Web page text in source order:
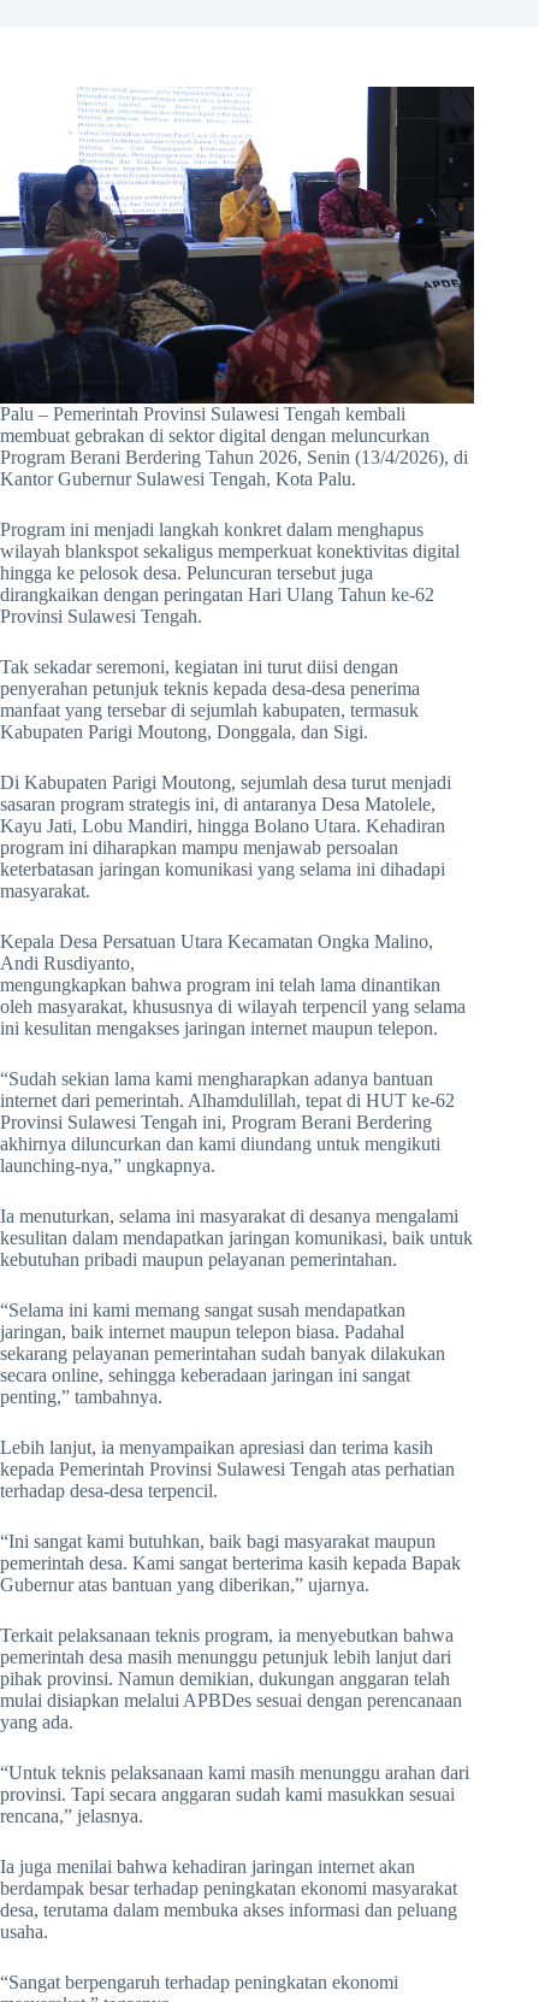
Palu – Pemerintah Provinsi Sulawesi Tengah kembali
membuat gebrakan di sektor digital dengan meluncurkan
Program Berani Berdering Tahun 2026, Senin (13/4/2026), di
Kantor Gubernur Sulawesi Tengah, Kota Palu.
Program ini menjadi langkah konkret dalam menghapus
wilayah blankspot sekaligus memperkuat konektivitas digital
hingga ke pelosok desa. Peluncuran tersebut juga
dirangkaikan dengan peringatan Hari Ulang Tahun ke-62
Provinsi Sulawesi Tengah.
Tak sekadar seremoni, kegiatan ini turut diisi dengan
penyerahan petunjuk teknis kepada desa-desa penerima
manfaat yang tersebar di sejumlah kabupaten, termasuk
Kabupaten Parigi Moutong, Donggala, dan Sigi.
Di Kabupaten Parigi Moutong, sejumlah desa turut menjadi
sasaran program strategis ini, di antaranya Desa Matolele,
Kayu Jati, Lobu Mandiri, hingga Bolano Utara. Kehadiran
program ini diharapkan mampu menjawab persoalan
keterbatasan jaringan komunikasi yang selama ini dihadapi
masyarakat.
Kepala Desa Persatuan Utara Kecamatan Ongka Malino,
Andi Rusdiyanto,
mengungkapkan bahwa program ini telah lama dinantikan
oleh masyarakat, khususnya di wilayah terpencil yang selama
ini kesulitan mengakses jaringan internet maupun telepon.
“Sudah sekian lama kami mengharapkan adanya bantuan
internet dari pemerintah. Alhamdulillah, tepat di HUT ke-62
Provinsi Sulawesi Tengah ini, Program Berani Berdering
akhirnya diluncurkan dan kami diundang untuk mengikuti
launching-nya,” ungkapnya.
Ia menuturkan, selama ini masyarakat di desanya mengalami
kesulitan dalam mendapatkan jaringan komunikasi, baik untuk
kebutuhan pribadi maupun pelayanan pemerintahan.
“Selama ini kami memang sangat susah mendapatkan
jaringan, baik internet maupun telepon biasa. Padahal
sekarang pelayanan pemerintahan sudah banyak dilakukan
secara online, sehingga keberadaan jaringan ini sangat
penting,” tambahnya.
Lebih lanjut, ia menyampaikan apresiasi dan terima kasih
kepada Pemerintah Provinsi Sulawesi Tengah atas perhatian
terhadap desa-desa terpencil.
“Ini sangat kami butuhkan, baik bagi masyarakat maupun
pemerintah desa. Kami sangat berterima kasih kepada Bapak
Gubernur atas bantuan yang diberikan,” ujarnya.
Terkait pelaksanaan teknis program, ia menyebutkan bahwa
pemerintah desa masih menunggu petunjuk lebih lanjut dari
pihak provinsi. Namun demikian, dukungan anggaran telah
mulai disiapkan melalui APBDes sesuai dengan perencanaan
yang ada.
“Untuk teknis pelaksanaan kami masih menunggu arahan dari
provinsi. Tapi secara anggaran sudah kami masukkan sesuai
rencana,” jelasnya.
Ia juga menilai bahwa kehadiran jaringan internet akan
berdampak besar terhadap peningkatan ekonomi masyarakat
desa, terutama dalam membuka akses informasi dan peluang
usaha.
“Sangat berpengaruh terhadap peningkatan ekonomi